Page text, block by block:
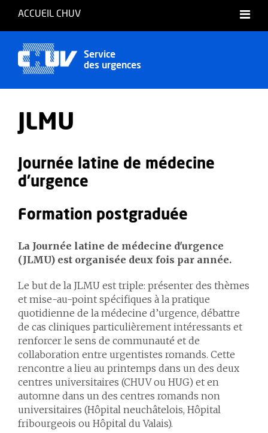
ACCUEIL CHUV
Service
des urgences
JLMU
Journée latine de médecine
d'urgence
Formation postgraduée
La Journée latine de médecine d'urgence
(JLMU) est organisée deux fois par année.
Le but de la JLMU est triple: présenter des thèmes
et mise-au-point spécifiques à la pratique
quotidienne de la médecine d’urgence, débattre
de cas cliniques particulièrement intéressants et
renforcer le sens de communauté et de
collaboration entre urgentistes romands. Cette
rencontre a lieu au printemps dans un des deux
centres universitaires (CHUV ou HUG) et en
automne dans un des centres romands non
universitaires (Hôpital neuchâtelois, Hôpital
fribourgeois ou Hôpital du Valais).